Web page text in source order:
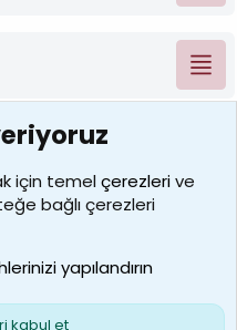
için temelçerezlerive
bağlı çerezleri
yapılandırın
kabul et